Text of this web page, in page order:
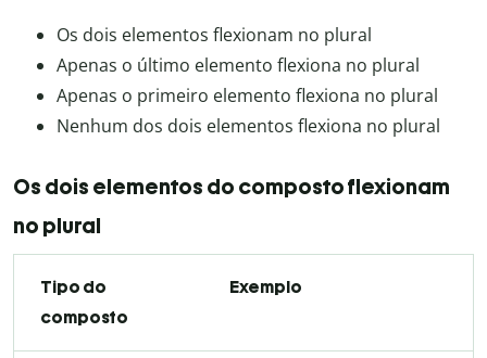
Os dois elementos flexionam no plural
Apenas o último elemento flexiona no plural
Apenas o primeiro elemento flexiona no plural
Nenhum dos dois elementos flexiona no plural
Os dois elementos do composto flexionam
no plural
Tipo do
composto
Exemplo